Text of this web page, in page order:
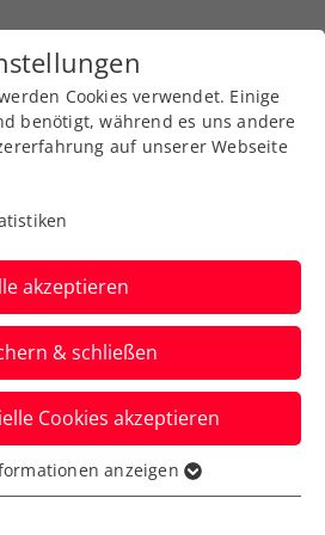
News
Cookies verwendet. Einige
benötigt, während es uns andere
auf unserer Webseite
akzeptieren
& schließen
Cookies akzeptieren
für grundlegende
anzeigen